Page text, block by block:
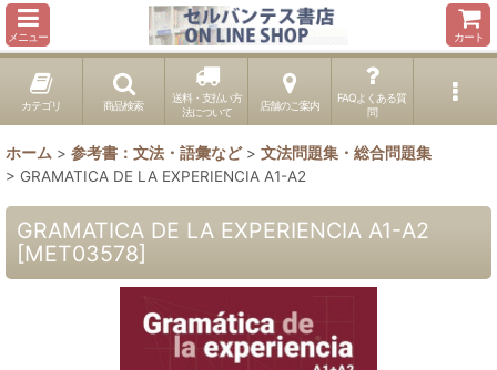
メニュー カート
カテゴリ 商品検索
送料・支払い方
法について
店舗のご案内
FAQよくある質
問
ホーム > 参考書：文法・語彙など > 文法問題集・総合問題集
> GRAMATICA DE LA EXPERIENCIA A1-A2
GRAMATICA DE LA EXPERIENCIA A1-A2
[MET03578]